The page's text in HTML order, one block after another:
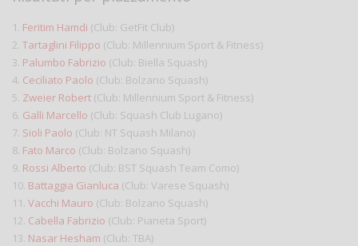
1. Feritim Hamdi (Club: GetFit Club)
2. Tartaglini Filippo (Club: Millennium Sport & Fitness)
3. Palumbo Fabrizio (Club: Biella Squash)
4. Ceciliato Paolo (Club: Bolzano Squash)
5. Zweier Robert (Club: Millennium Sport & Fitness)
6. Galli Marcello (Club: Squash Club Lugano)
7. Sioli Paolo (Club: NT Squash Milano)
8. Fato Marco (Club: Bolzano Squash)
9. Rossi Alberto (Club: BST Squash Team Como)
10. Battaggia Gianluca (Club: Varese Squash)
11. Vacchi Mauro (Club: Bolzano Squash)
12. Cabella Fabrizio (Club: Pianeta Sport)
13. Nasar Hesham (Club: TBA)